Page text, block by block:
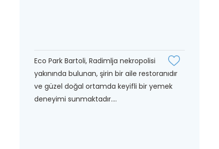
Eco Park Bartoli, Radimlja nekropolisi
yakınında bulunan, şirin bir aile restoranıdır
ve güzel doğal ortamda keyifli bir yemek
deneyimi sunmaktadır....